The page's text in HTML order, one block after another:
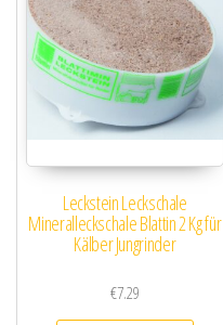
Leckstein Leckschale
Mineralleckschale Blattin 2 Kg für
Kälber Jungrinder
€7.29